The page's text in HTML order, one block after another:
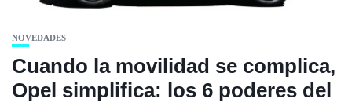
NOVEDADES
Cuando la movilidad se complica,
Opel simplifica: los 6 poderes del